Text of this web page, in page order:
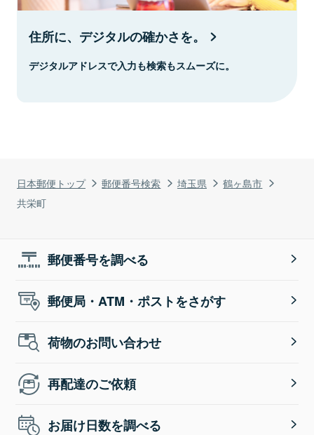
日本郵便トップ 郵便番号検索 埼玉県
鶴ヶ島市
共栄町
住所に、デジタルの確かさを。
デジタルアドレスで入力も検索もスムーズに。
郵便番号を調べる
郵便局・ATM・ポストをさがす
荷物のお問い合わせ
再配達のご依頼
お届け日数を調べる